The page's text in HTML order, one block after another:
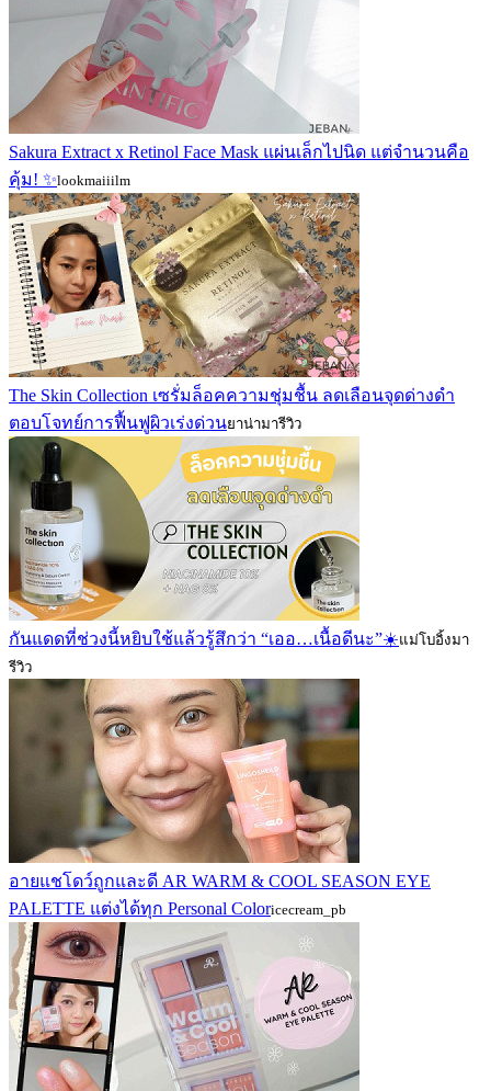
Sakura Extract x Retinol Face Mask แผ่นเล็กไปนิด แต่จำนวนคือ
คุ้ม! ✨lookmaiiilm
The Skin Collection เซรั่มล็อคความชุ่มชื้น ลดเลือนจุดด่างดำ
ตอบโจทย์การฟื้นฟูผิวเร่งด่วนยาน่ามารีวิว
กันแดดที่ช่วงนี้หยิบใช้แล้วรู้สึกว่า “เออ…เนื้อดีนะ”☀️แม่โบอิ้งมา
รีวิว
อายแชโดว์ถูกและดี AR WARM & COOL SEASON EYE
PALETTE แต่งได้ทุก Personal Coloricecream_pb